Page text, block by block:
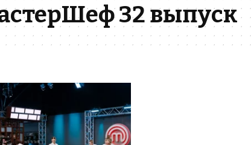
32 выпуск